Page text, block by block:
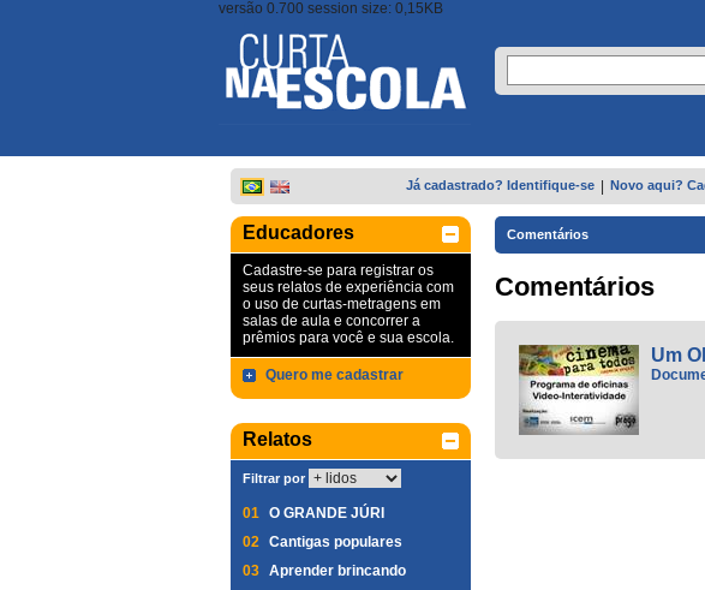
versão 0.700 session size: 0,15KB
Já cadastrado? Identifique-se Novo aqui?
Educadores
Cadastre-se para registrar os
seus relatos de experiência com
o uso de curtas-metragens em
salas de aula e concorrer a
prêmios para você e sua escola.
Quero me cadastrar
Relatos
Filtrar por
01 O GRANDE JÚRI
02 Cantigas populares
03 Aprender brincando
Comentários
Comentários
Um